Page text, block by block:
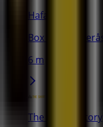
Hafa
Box 878, Västerås
6 m
The Shirt Factory